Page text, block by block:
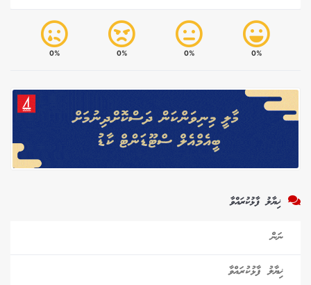
0%
0%
0%
0%
ޚިޔާލު ފާޅުކުރައްވާ